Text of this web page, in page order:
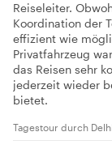
Reiseleiter.
Koordination der
effizient wie
Privatfahrzeug
das Reisen sehr
jederzeit wieder
bietet.
Tagestour durch Delhi